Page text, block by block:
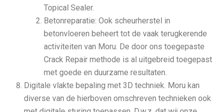
Topical Sealer.
Betonreparatie: Ook scheurherstel in
betonvloeren beheert tot de vaak terugkerende
activiteiten van Moru. De door ons toegepaste
Crack Repair methode is al uitgebreid toegepast
met goede en duurzame resultaten.
Digitale vlakte bepaling met 3D techniek. Moru kan
diverse van de hierboven omschreven technieken ook